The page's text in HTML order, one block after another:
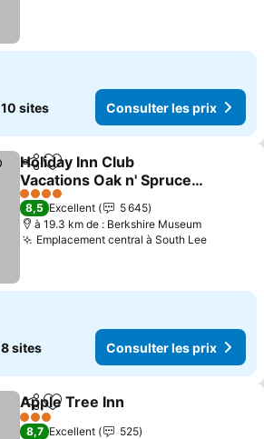
10 sites Consulter les prix
PartagerAjouter à mes favoris
Holiday Inn Club
Vacations Oak n' Spruce
Resort
Consulter les prix
4 Étoiles
8,5 Excellent
5 645
à 19.3 km de : Berkshire Museum
Emplacement central à South Lee
8 sites Consulter les prix
PartagerAjouter à mes favoris
Apple Tree Inn
3 Étoiles
8,7 Excellent
525